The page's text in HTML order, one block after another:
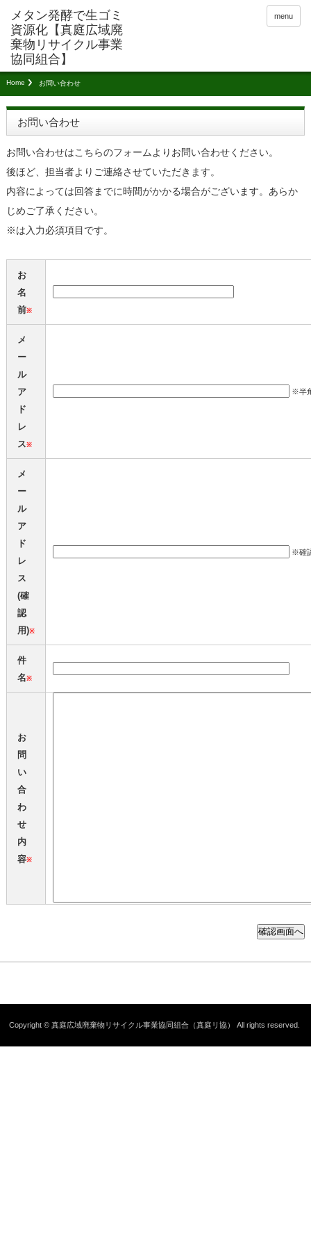
menu
Home お問い合わせ
お問い合わせ
お問い合わせはこちらのフォームよりお問い合わせください。
後ほど、担当者よりご連絡させていただきます。
内容によっては回答までに時間がかかる場合がございます。あらか
じめご了承ください。
※は入力必須項目です。
お
名
前※
メ
ー
ル
ア
ド
レ
ス※
※半
メ
ー
ル
ア
ド
レ
ス
(確
認
用)※
※確
件
名※
お
問
い
合
わ
せ
内
容※
Copyright © 真庭広域廃棄物リサイクル事業協同組合（真庭リ協） All rights reserved.